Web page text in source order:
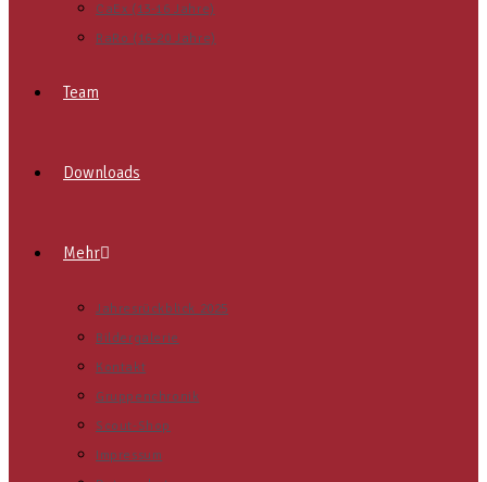
CaEx (13-16 Jahre)
RaRo (16-20 Jahre)
Team
Downloads
Mehr
Jahresrückblick 2025
Bildergalerie
Kontakt
Gruppenchronik
Scout-Shop
Impressum